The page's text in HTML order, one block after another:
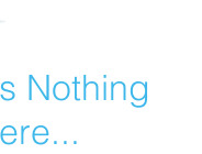
Nothing